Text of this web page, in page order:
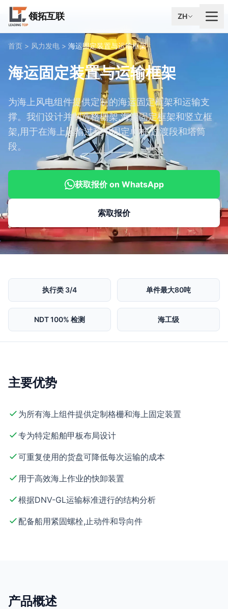
领拓互联 ZH
首页 > 风力发电 > 海运固定装置与运输框架
海运固定装置与运输框架
为海上风电组件提供定制的海运固定框架和运输支
撑。我们设计并制造格栅架,海运固定框架和竖立框
架,用于在海上运输过程中固定单桩,过渡段和塔筒
段。
获取报价 on WhatsApp
索取报价
执行类 3/4 单件最大80吨
NDT 100% 检测 海工级
主要优势
为所有海上组件提供定制格栅和海上固定装置
专为特定船舶甲板布局设计
可重复使用的货盘可降低每次运输的成本
用于高效海上作业的快卸装置
根据DNV-GL运输标准进行的结构分析
配备船用紧固螺栓,止动件和导向件
产品概述